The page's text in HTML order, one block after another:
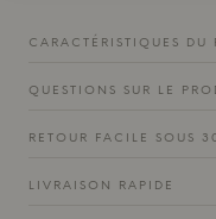
CARACTÉRISTIQUES DU
QUESTIONS SUR LE
RETOUR FACILE SOUS
LIVRAISON RAPIDE